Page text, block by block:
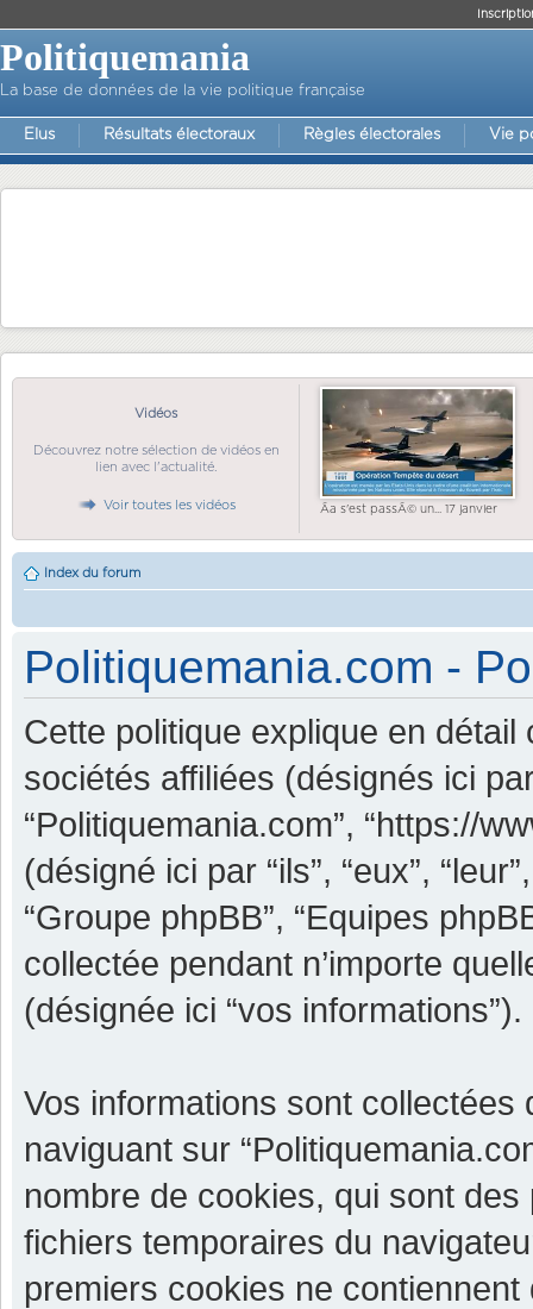
Politiquemania
La base de données de la vie politique française
Elus Résultats électoraux Règles électorales Vie
Vidéos
Découvrez notre sélection de vidéos en
lien avec l'actualité.
Voir toutes les vidéos Ãa s'est passÃ© un... 17 janvier
Index du forum
Politiquemania.com -
Cette politique explique en détail
sociétés affiliées (désignés ici par
“Politiquemania.com”, “https://
(désigné ici par “ils”, “eux”,
“Groupe phpBB”, “Equipes
collectée pendant n’importe
(désignée ici “vos informations”).
Vos informations sont
naviguant sur
nombre de cookies, qui sont
fichiers temporaires du
premiers cookies ne contiennent